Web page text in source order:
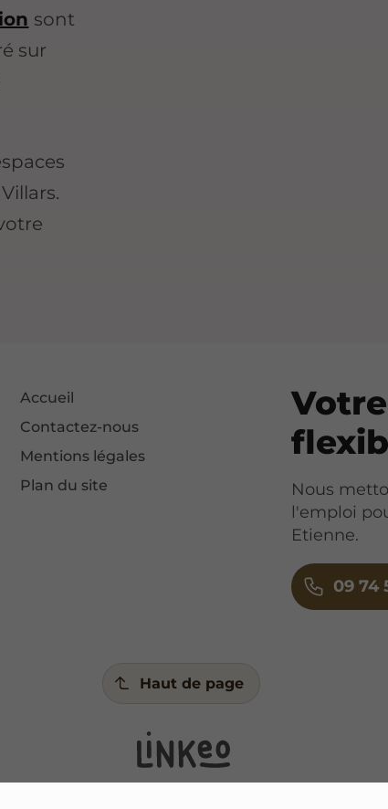
sont
sur
Accueil
Contactez-nous
Mentions légales
Plan du site
Nous
l'emploi
Etienne.
09 74
Haut de page